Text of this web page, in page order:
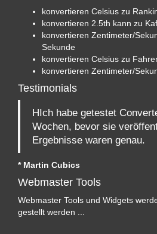
konvertieren Celsius zu
konvertieren 2.5th kann zu
konvertieren Zentimeter/
Sekunde
konvertieren Celsius zu
konvertieren Zentimeter/
Testimonials
HIch habe getestet
Wochen, bevor sie
Ergebnisse waren genau.
* Martin Cubics
Webmaster Tools
Webmaster Tools und Widgets
gestellt werden ...